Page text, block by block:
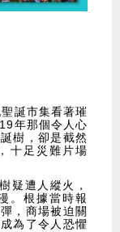
誕市集看著璀
年那個令人心
樹，卻是截然
十足災難片場
疑遭人縱火，
。根據當時報
，商場被迫關
為了令人恐懼